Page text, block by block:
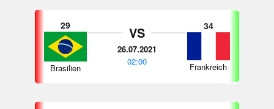
29
Brasilien
VS
26.07.2021
02:00
34
Frankreich